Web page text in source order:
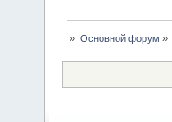
» Основной форум »